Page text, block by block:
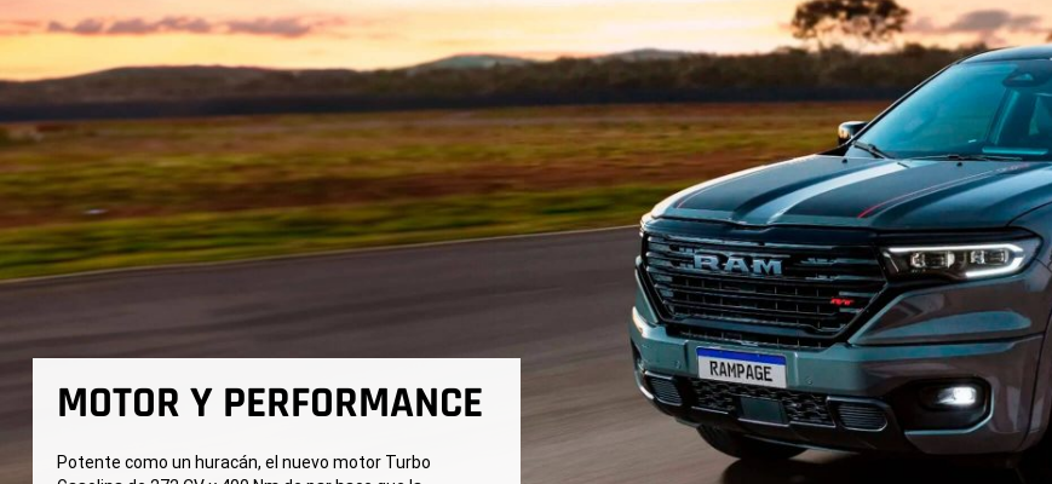
MOTOR Y PERFORMANCE
Potente como un huracán, el nuevo motor Turbo